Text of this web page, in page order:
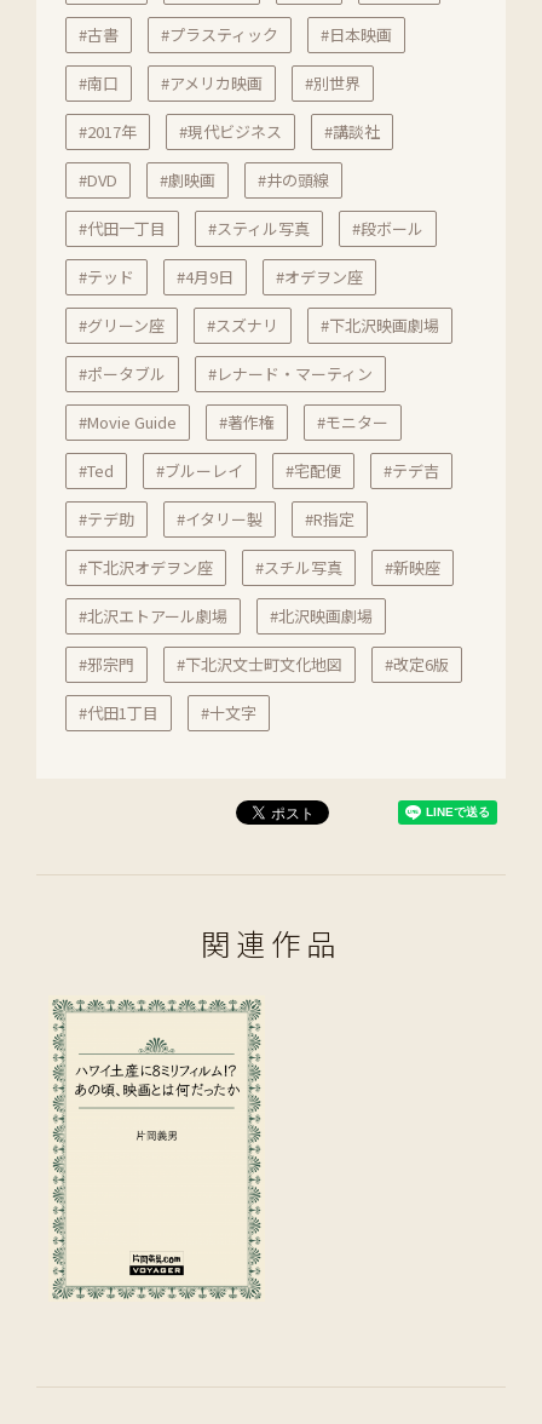
#古書 #プラスティック #日本映画
#南口 #アメリカ映画 #別世界
#2017年 #現代ビジネス #講談社
#DVD #劇映画 #井の頭線
#代田一丁目 #スティル写真 #段ボール
#テッド #4月9日 #オデヲン座
#グリーン座 #スズナリ #下北沢映画劇場
#ポータブル #レナード・マーティン
#Movie Guide #著作権 #モニター
#Ted #ブルーレイ #宅配便 #テデ吉
#テデ助 #イタリー製 #R指定
#下北沢オデヲン座 #スチル写真 #新映座
#北沢エトアール劇場 #北沢映画劇場
#邪宗門 #下北沢文士町文化地図 #改定6版
#代田1丁目 #十文字
関連作品